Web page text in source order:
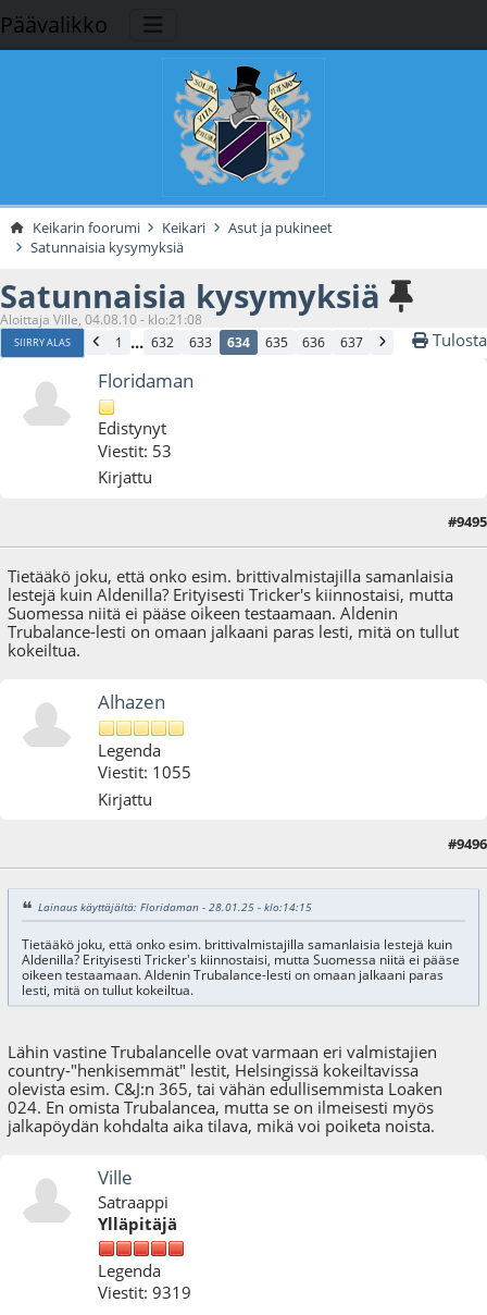
Päävalikko
Keikarin foorumi Keikari
Asut ja pukineet
Satunnaisia kysymyksiä
Satunnaisia kysymyksiä
Aloittaja Ville, 04.08.10 - klo:21:08
SIIRRY ALAS 1 ... 632 633 634 635 636 637 Tulosta
Floridaman
Edistynyt
Viestit: 53
Kirjattu
#9495
Tietääkö joku, että onko esim. brittivalmistajilla samanlaisia
lestejä kuin Aldenilla? Erityisesti Tricker's kiinnostaisi, mutta
Suomessa niitä ei pääse oikeen testaamaan. Aldenin
Trubalance-lesti on omaan jalkaani paras lesti, mitä on tullut
kokeiltua.
Alhazen
Legenda
Viestit: 1055
Kirjattu
#9496
Lainaus käyttäjältä: Floridaman - 28.01.25 - klo:14:15
Tietääkö joku, että onko esim. brittivalmistajilla samanlaisia lestejä kuin
Aldenilla? Erityisesti Tricker's kiinnostaisi, mutta Suomessa niitä ei pääse
oikeen testaamaan. Aldenin Trubalance-lesti on omaan jalkaani paras
lesti, mitä on tullut kokeiltua.
Lähin vastine Trubalancelle ovat varmaan eri valmistajien
country-"henkisemmät" lestit, Helsingissä kokeiltavissa
olevista esim. C&J:n 365, tai vähän edullisemmista Loaken
024. En omista Trubalancea, mutta se on ilmeisesti myös
jalkapöydän kohdalta aika tilava, mikä voi poiketa noista.
Ville
Satraappi
Ylläpitäjä
Legenda
Viestit: 9319